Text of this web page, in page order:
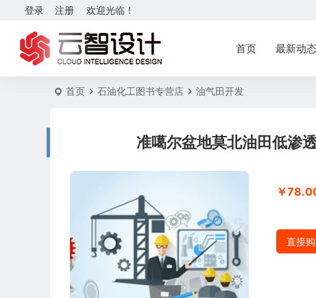
欢迎光临！
登录 注册
首页 最新动态
首页 石油化工图书专营店 油气田开发
准噶尔盆地莫北油田低渗
￥
直接